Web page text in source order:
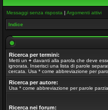
Messaggi senza risposta | Argomenti attivi
Indice
Ricerca per termini:
Metti un + davanti alla parola che deve
ignorata. Inserisci una lista di parole
cercata. Usa * come abbreviazione per
Ricerca per autore:
Usa * come abbreviazione per parole
Ricerca nei forum: